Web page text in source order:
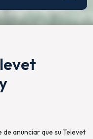
anunciar que su Televet
Televet